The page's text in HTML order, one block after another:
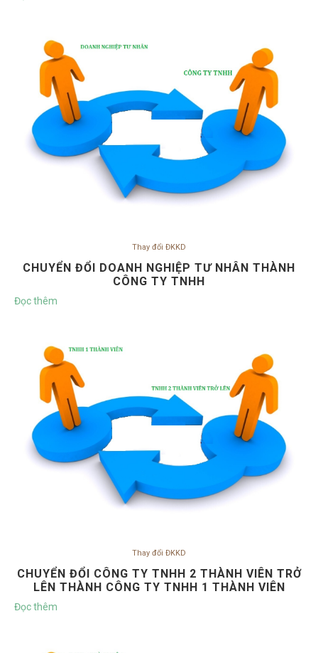
Thay đổi ĐKKD
CHUYỂN ĐỔI DOANH NGHIỆP TƯ NHÂN THÀNH
CÔNG TY TNHH
Đọc thêm
Thay đổi ĐKKD
CHUYỂN ĐỔI CÔNG TY TNHH 2 THÀNH VIÊN TRỞ
LÊN THÀNH CÔNG TY TNHH 1 THÀNH VIÊN
Đọc thêm